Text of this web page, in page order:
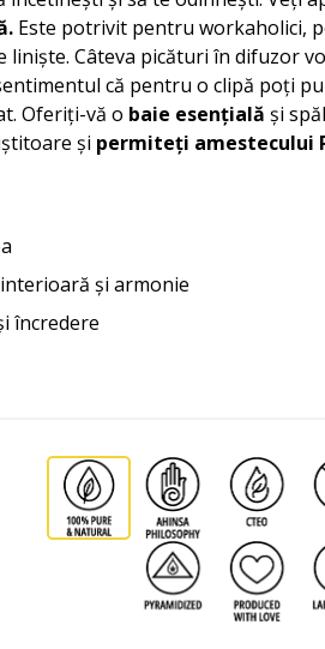
Este potrivit pentru workaholici,
liniște. Câteva picături în difuzor
că pentru o clipă poți
Oferiți-vă o baie esențială și
și permiteți amestecului
și armonie
încredere